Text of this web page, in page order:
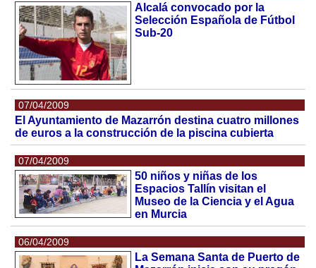
Alcalá convocado por la
Selección Española de Fútbol
Sub-20
07/04/2009
El Ayuntamiento de Mazarrón destina cuatro millones
de euros a la construcción de la piscina cubierta
07/04/2009
50 niños y niñas de los
Espacios Tallín visitan el
Museo de la Ciencia y el Agua
en Murcia
06/04/2009
La Semana Santa de Puerto de